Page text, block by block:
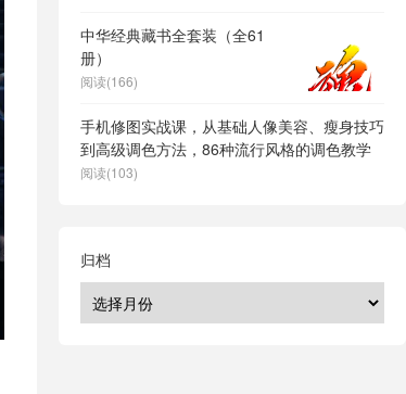
中华经典藏书全套装（全61
册）
阅读(166)
手机修图实战课，从基础人像美容、瘦身技巧
到高级调色方法，86种流行风格的调色教学
阅读(103)
归档